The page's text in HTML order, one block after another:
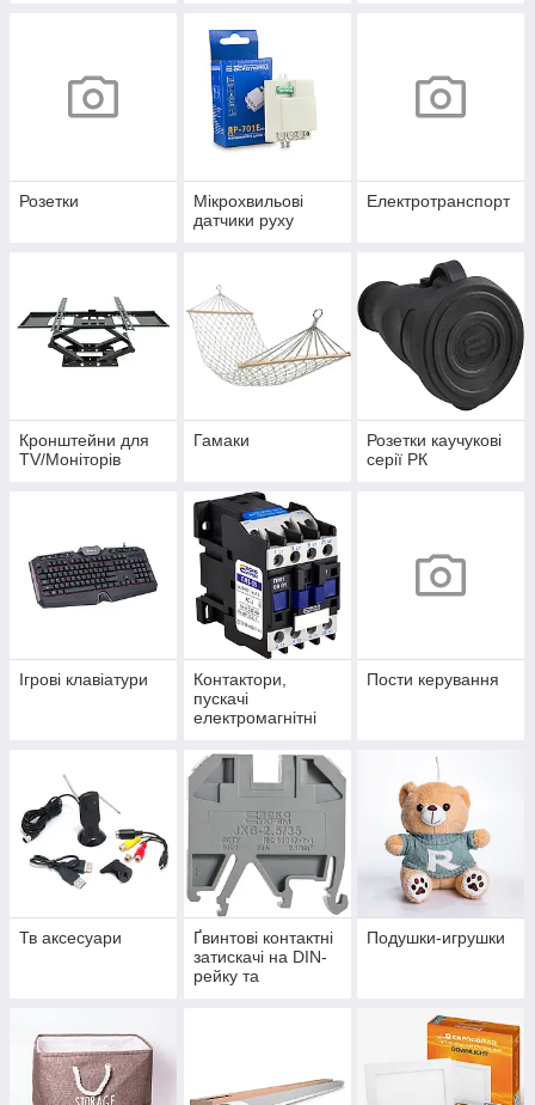
Розетки
Мікрохвильові
датчики руху
Електротранспорт
Кронштейни для
TV/Моніторів
Гамаки
Розетки каучукові
серії РК
Ігрові клавіатури
Контактори,
пускачі
електромагнітні
Пости керування
Тв аксесуари
Ґвинтові контактні
затискачі на DIN-
рейку та
Подушки-игрушки